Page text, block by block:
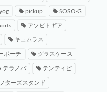
pickup SOSO-G
アソビトギア
キュムラス
ポーチ グラスケース
テラノバ テンティピ
ターズスタンド